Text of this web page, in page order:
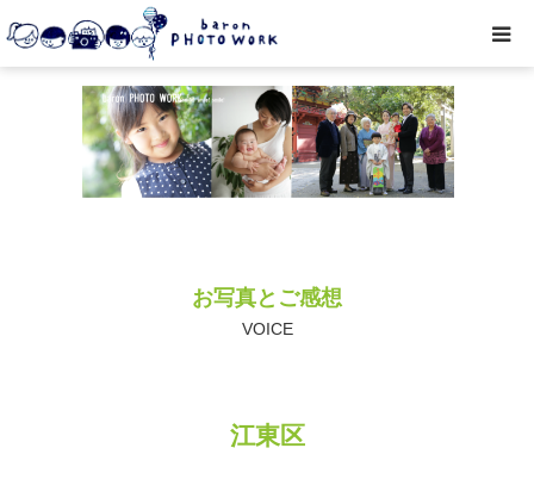
お写真とご感想
VOICE
江東区
撮影プラン
私たちについて
● お写真とご感想
取材・企業・オーナーさま